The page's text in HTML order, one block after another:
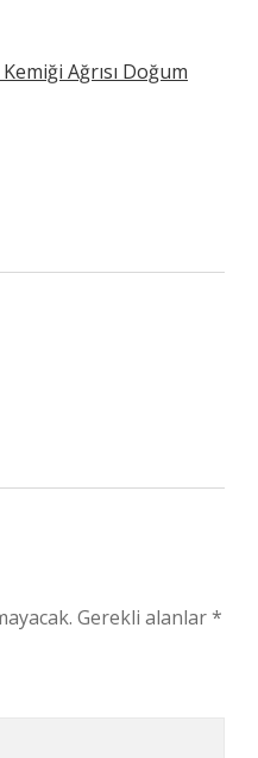
Ağrısı Doğum
Gerekli alanlar*